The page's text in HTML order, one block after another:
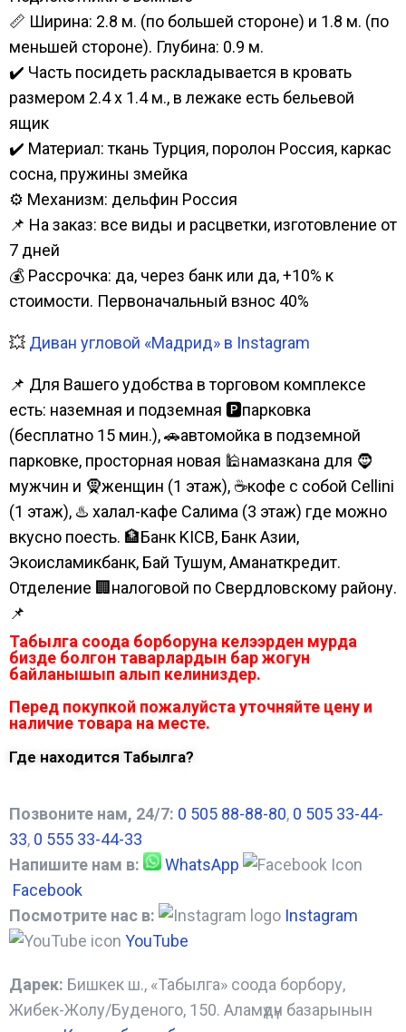
📏 Ширина: 2.8 м. (по большей стороне) и 1.8 м. (по
меньшей стороне). Глубина: 0.9 м.
✔️ Часть посидеть раскладывается в кровать
размером 2.4 х 1.4 м., в лежаке есть бельевой
ящик
✔️ Материал: ткань Турция, поролон Россия, каркас
сосна, пружины змейка
⚙️ Механизм: дельфин Россия
📌 На заказ: все виды и расцветки, изготовление от
7 дней
💰 Рассрочка: да, через банк или да, +10% к
стоимости. Первоначальный взнос 40%
💥 Диван угловой «Мадрид» в Instagram
📌 Для Вашего удобства в торговом комплексе
есть: наземная и подземная 🅿парковка
(бесплатно 15 мин.), 🚗автомойка в подземной
парковке, просторная новая 🕌намазкана для 🧔
мужчин и 🧕женщин (1 этаж), ☕кофе с собой Cellini
(1 этаж), ♨️ халал-кафе Салима (3 этаж) где можно
вкусно поесть. 🏦Банк KICB, Банк Азии,
Экоисламикбанк, Бай Тушум, Аманаткредит.
Отделение 🏢налоговой по Свердловскому району.
📌
Табылга соода борборуна келээрден мурда
бизде болгон таварлардын бар жогун
байланышып алып келиниздер.
Перед покупкой пожалуйста уточняйте цену и
наличие товара на месте.
Где находится Табылга?
Позвоните нам, 24/7: 0 505 88-88-80, 0 505 33-44-
33, 0 555 33-44-33
Напишите нам в:
WhatsApp
Facebook
Посмотрите нас в:
Instagram
YouTube
Дарек: Бишкек ш., «Табылга» соода борбору,
Жибек-Жолу/Буденого, 150. Аламүдүн базарынын